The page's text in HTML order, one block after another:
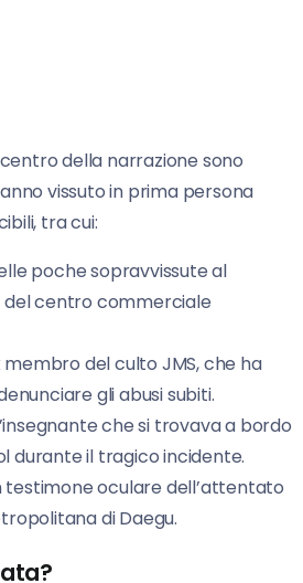
della narrazione sono
vissuto in prima persona
tra cui:
poche sopravvissute al
centro commerciale
membro del culto JMS, che ha
gli abusi subiti.
che si trovava a bordo
durante il tragico incidente.
testimone oculare dell’attentato
di Daegu.